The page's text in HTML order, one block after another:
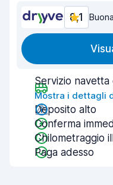
8,1 Buona
Servizio navetta
Mostra i dettagli
Deposito alto
Conferma
Chilometraggio
Paga adesso